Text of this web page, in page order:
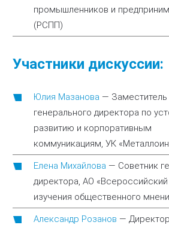
промышленников и
(РСПП)
Участники дискуссии:
Юлия Мазанова — Заместитель
генерального директора по
развитию и корпоративным
коммуникациям, УК
Елена Михайлова — Советник
директора, АО «Всероссийский
изучения общественного
Александр Розанов —